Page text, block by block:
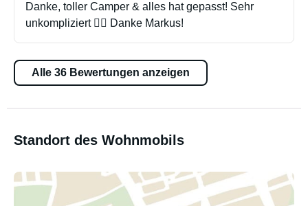
Danke, toller Camper & alles hat gepasst! Sehr
unkompliziert 👍🏼 Danke Markus!
Alle 36 Bewertungen anzeigen
Standort des Wohnmobils